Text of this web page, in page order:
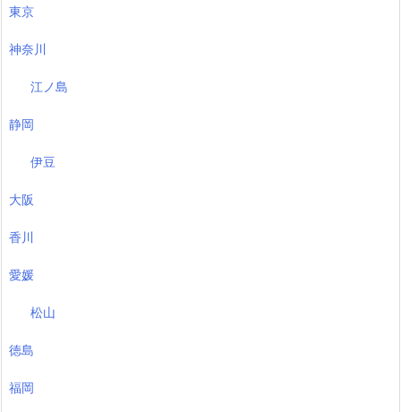
東京
神奈川
江ノ島
静岡
伊豆
大阪
香川
愛媛
松山
徳島
福岡